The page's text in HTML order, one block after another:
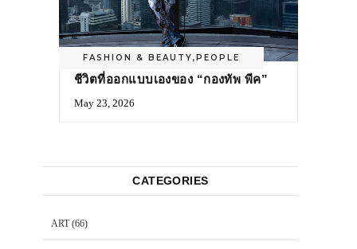
FASHION & BEAUTY, PEOPLE
ชีวิตที่ออกแบบเองของ “กองทัพ พีค”
May 23, 2026
CATEGORIES
ART(66)